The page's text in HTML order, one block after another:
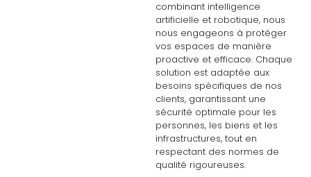
combinant intelligence
artificielle et robotique, nous
nous engageons à protéger
vos espaces de manière
proactive et efficace. Chaque
solution est adaptée aux
besoins spécifiques de nos
clients, garantissant une
sécurité optimale pour les
personnes, les biens et les
infrastructures, tout en
respectant des normes de
qualité rigoureuses.